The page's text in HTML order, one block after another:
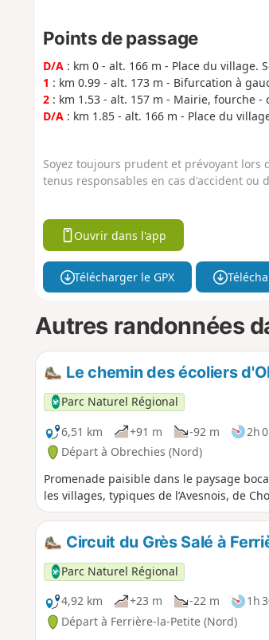
Points de passage
D/A: km 0 - alt. 166 m - Place du village.
1 : km 0.99 - alt. 173 m - Bifurcation à
2: km 1.53 - alt. 157 m - Mairie, fourche -
D/A: km 1.85 - alt. 166 m - Place du
Soyez toujours prudent et prévoyant
tenus responsables en cas d'accident
Ouvrir dans l'app
Télécharger le GPX
Autres randonnées
Le chemin des écoliers
Parc Naturel Régional
6,51 km
+91 m -92 m 2h
Départ à Obrechies (Nord)
Promenade paisible dans le paysage
les villages, typiques de l’Avesnois, de
Circuit du Grès Salé à
Parc Naturel Régional
4,92 km
+23 m -22 m 1h
Départ à Ferrière-la-Petite (Nord)